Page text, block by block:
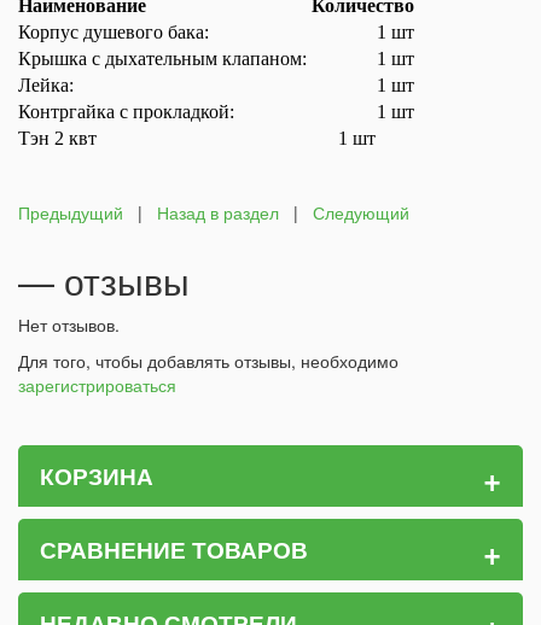
Наименование
Количество
Корпус душевого бака:
1 шт
Крышка с дыхательным клапаном:
1 шт
Лейка:
1 шт
Контргайка с прокладкой:
1 шт
Тэн 2 квт 1 шт
Предыдущий | Назад в раздел | Следующий
— отзывы
Нет отзывов.
Для того, чтобы добавлять отзывы, необходимо
зарегистрироваться
КОРЗИНА +
СРАВНЕНИЕ ТОВАРОВ +